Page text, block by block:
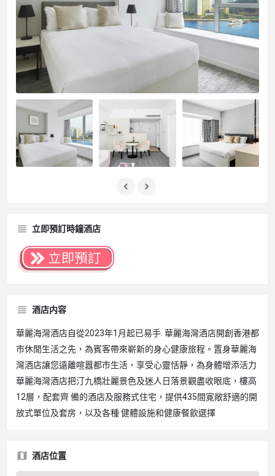
立即預訂時鐘酒店
酒店内容
華麗海灣酒店自從2023年1月起已易手. 華麗海灣酒店開創香港都
市休閒生活之先，為賓客帶來嶄新的身心健康旅程。置身華麗海
灣酒店讓您遠離喧囂都市生活，享受心靈恬靜，為身體增添活力
華麗海灣酒店把汀九橋壯麗景色及迷人日落景觀盡收眼底，樓高
12層，配套齊 備的酒店及服務式住宅，提供435間寛敞舒適的開
放式單位及套房，以及各種 健體設施和健康餐飲選擇
酒店位置